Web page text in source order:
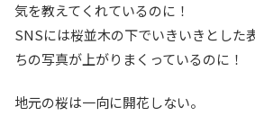
気を教えてくれているのに！
SNSには桜並木の下でいきいきとした
ちの写真が上がりまくっているのに！
地元の桜は一向に開花しない。